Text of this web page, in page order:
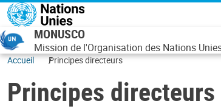
Aller au contenu principal
MONUSCO
Mission de l'Organisation des Nations
Accueil Principes directeurs
Principes directeurs